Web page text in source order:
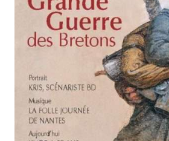
choisies
sur
la
page
du
produit